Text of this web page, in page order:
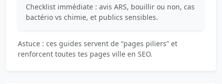
Checklist immédiate : avis ARS, bouillir ou non, cas
bactério vs chimie, et publics sensibles.
Astuce : ces guides servent de “pages piliers” et
renforcent toutes tes pages ville en SEO.